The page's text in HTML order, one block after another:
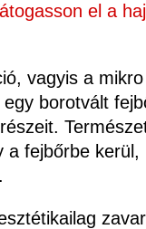
el a
vagyis a
borotvált
a fejbőrbe